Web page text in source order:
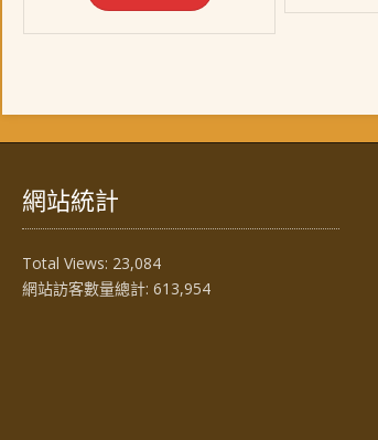
網站統計
Total Views: 23,084
網站訪客數量總計: 613,954